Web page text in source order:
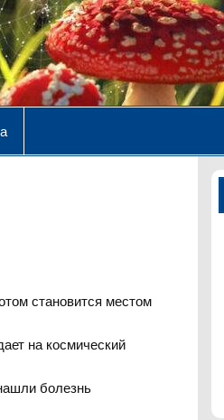
становится местом
на космический
болезнь